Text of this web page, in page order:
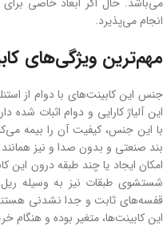
انجام می‌پذیرد.
مهم‌ترین ویژگی‌های
این آلیاژ کارایی و دوام اثبات
با این جنس، کیفیت آن را بیمه
بند صنعتی و بدون صدا و نیز
امکان ایجاد یا چند طبقه درون این
شستشوی طبقات نیز به وسیله ریل
قفسه‌های ثابت و جدا نشدنی
این کابینت‌ها، متغیر بوده و هنگام